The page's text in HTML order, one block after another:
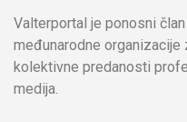
Valterportal je ponosni
međunarodne organizacije
kolektivne predanosti
medija.